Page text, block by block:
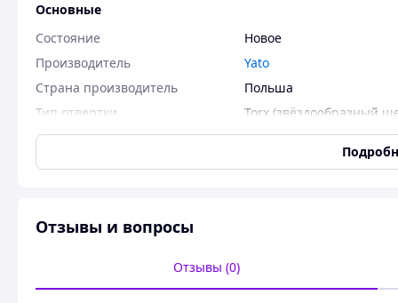
Основные
Состояние
Новое
Производитель
Yato
Страна производитель
Польша
Тип отвертки
Torx (звёздообразный
Маркировка наконечника
TX 30
Наличие индикатора
Набор
Материал наконечника
Пользовательские характеристики
Отзывы и вопросы
Отзывы (0)